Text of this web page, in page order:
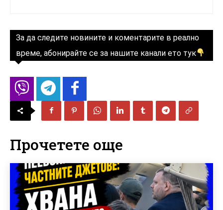
За да следите новините и коментарите в реално
време, абонирайте се за нашите канали ето тук
Прочетете още